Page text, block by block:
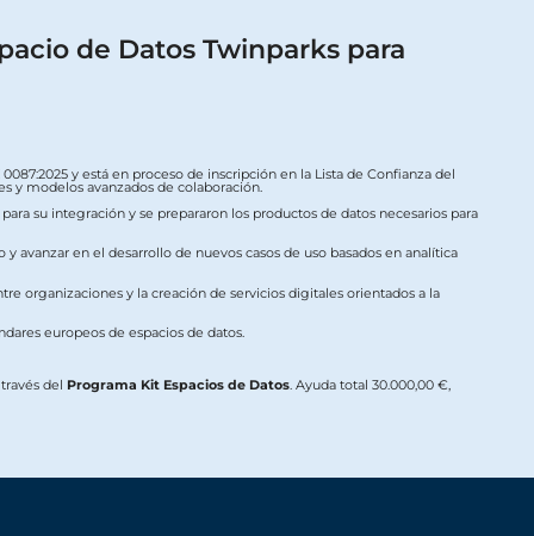
de Datos Twinparks para
y está en proceso de inscripción en la Lista de Confianza del
y modelos avanzados de colaboración.
su integración y se prepararon los productos de datos necesarios para
en el desarrollo de nuevos casos de uso basados en analítica
organizaciones y la creación de servicios digitales orientados a la
europeos de espacios de datos.
través del Programa Kit Espacios de Datos. Ayuda total 30.000,00 €,